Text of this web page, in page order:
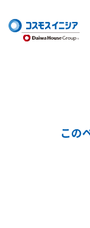
この